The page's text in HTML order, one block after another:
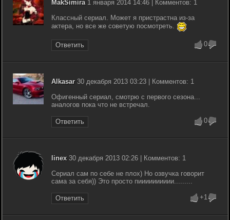
MakSimira1 января 2014 14:46 | Комментов: 1
Классный сериал. Может я пристрастна из-за
актера, но все же советую посмотреть.
Ответить 0
Alkasar30 декабря 2013 03:23 | Комментов: 1
Офигенный сериал, смотрю с первого сезона...
аналогов пока что не встречал.
Ответить 0
linex30 декабря 2013 02:26 | Комментов: 1
Cериал сам по себе не плох) Но озвучка говорит
сама за себя)) Это просто пииииииииии.........
Ответить +1